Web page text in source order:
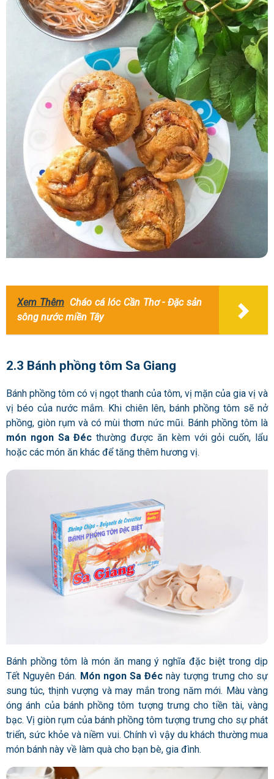
Xem Thêm Cháo cá lóc Cần Thơ - Đặc sản
sông nước miền Tây
2.3 Bánh phồng tôm Sa Giang
Bánh phồng tôm có vị ngọt thanh của tôm, vị mặn của gia vị và
vị béo của nước mắm. Khi chiên lên, bánh phồng tôm sẽ nở
phồng, giòn rụm và có mùi thơm nức mũi. Bánh phồng tôm là
món ngon Sa Đécthường được ăn kèm với gỏi cuốn, lẩu
hoặc các món ăn khác để tăng thêm hương vị.
Bánh phồng tôm là món ăn mang ý nghĩa đặc biệt trong dịp
Tết Nguyên Đán. Món ngon Sa Đéc này tượng trưng cho sự
sung túc, thịnh vượng và may mắn trong năm mới. Màu vàng
óng ánh của bánh phồng tôm tượng trưng cho tiền tài, vàng
bạc. Vị giòn rụm của bánh phồng tôm tượng trưng cho sự phát
triển, sức khỏe và niềm vui. Chính vì vậy du khách thường mua
món bánh này về làm quà cho bạn bè, gia đình.